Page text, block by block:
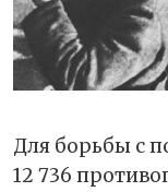
Для борьбы с
12 736